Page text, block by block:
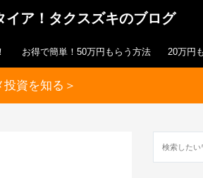
ア！タクスズキのブログ
お得で簡単！50万円もらう方法 20万円
資を知る＞